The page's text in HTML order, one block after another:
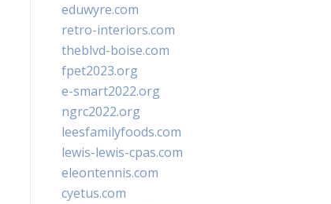
eduwyre.com
retro-interiors.com
theblvd-boise.com
fpet2023.org
e-smart2022.org
ngrc2022.org
leesfamilyfoods.com
lewis-lewis-cpas.com
eleontennis.com
cyetus.com